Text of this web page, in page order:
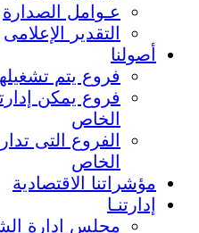
عـوامل الصدارة
التقدير الإعلامى
أصولنا
فروع يتم
فروع يمكن
الخاص
الفروع التى
الخاص
مؤشراتنا الاقتصادية
إدارتنـا
مجلس إدارة